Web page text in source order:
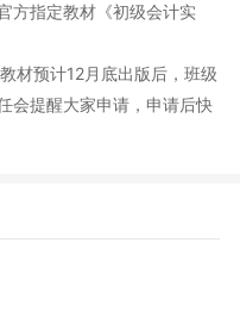
方指定教材《初级会计实
材预计12月底出版后，班级
会提醒大家申请，申请后快